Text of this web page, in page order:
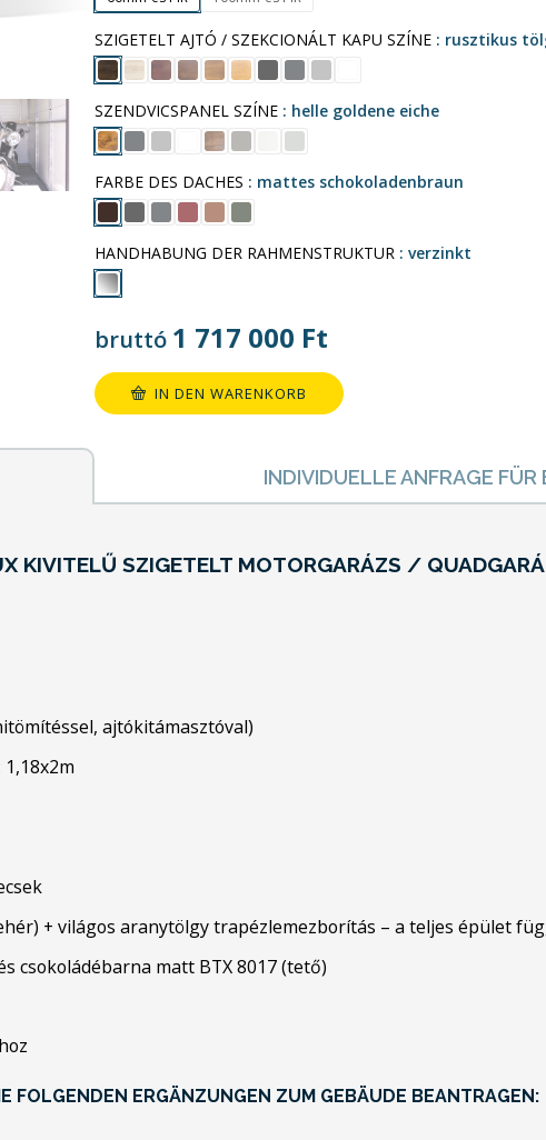
SZIGETELT AJTÓ / SZEKCIONÁLT KAPU SZÍNE rusztikus
SZENDVICSPANEL SZÍNE helle goldene eiche
FARBE DES DACHES mattes schokoladenbraun
HANDHABUNG DER RAHMENSTRUKTUR verzinkt
bruttó 1 717 000 Ft
IN DEN WARENKORB
INDIVIDUELLE ANFRAGE FÜR
KIVITELŰ SZIGETELT MOTORGARÁZS /
ajtókitámasztóval)
+ világos aranytölgy trapézlemezborítás – a teljes épület
csokoládébarna matt BTX 8017 (tető)
FOLGENDEN ERGÄNZUNGEN ZUM GEBÄUDE BEANTRAGEN: